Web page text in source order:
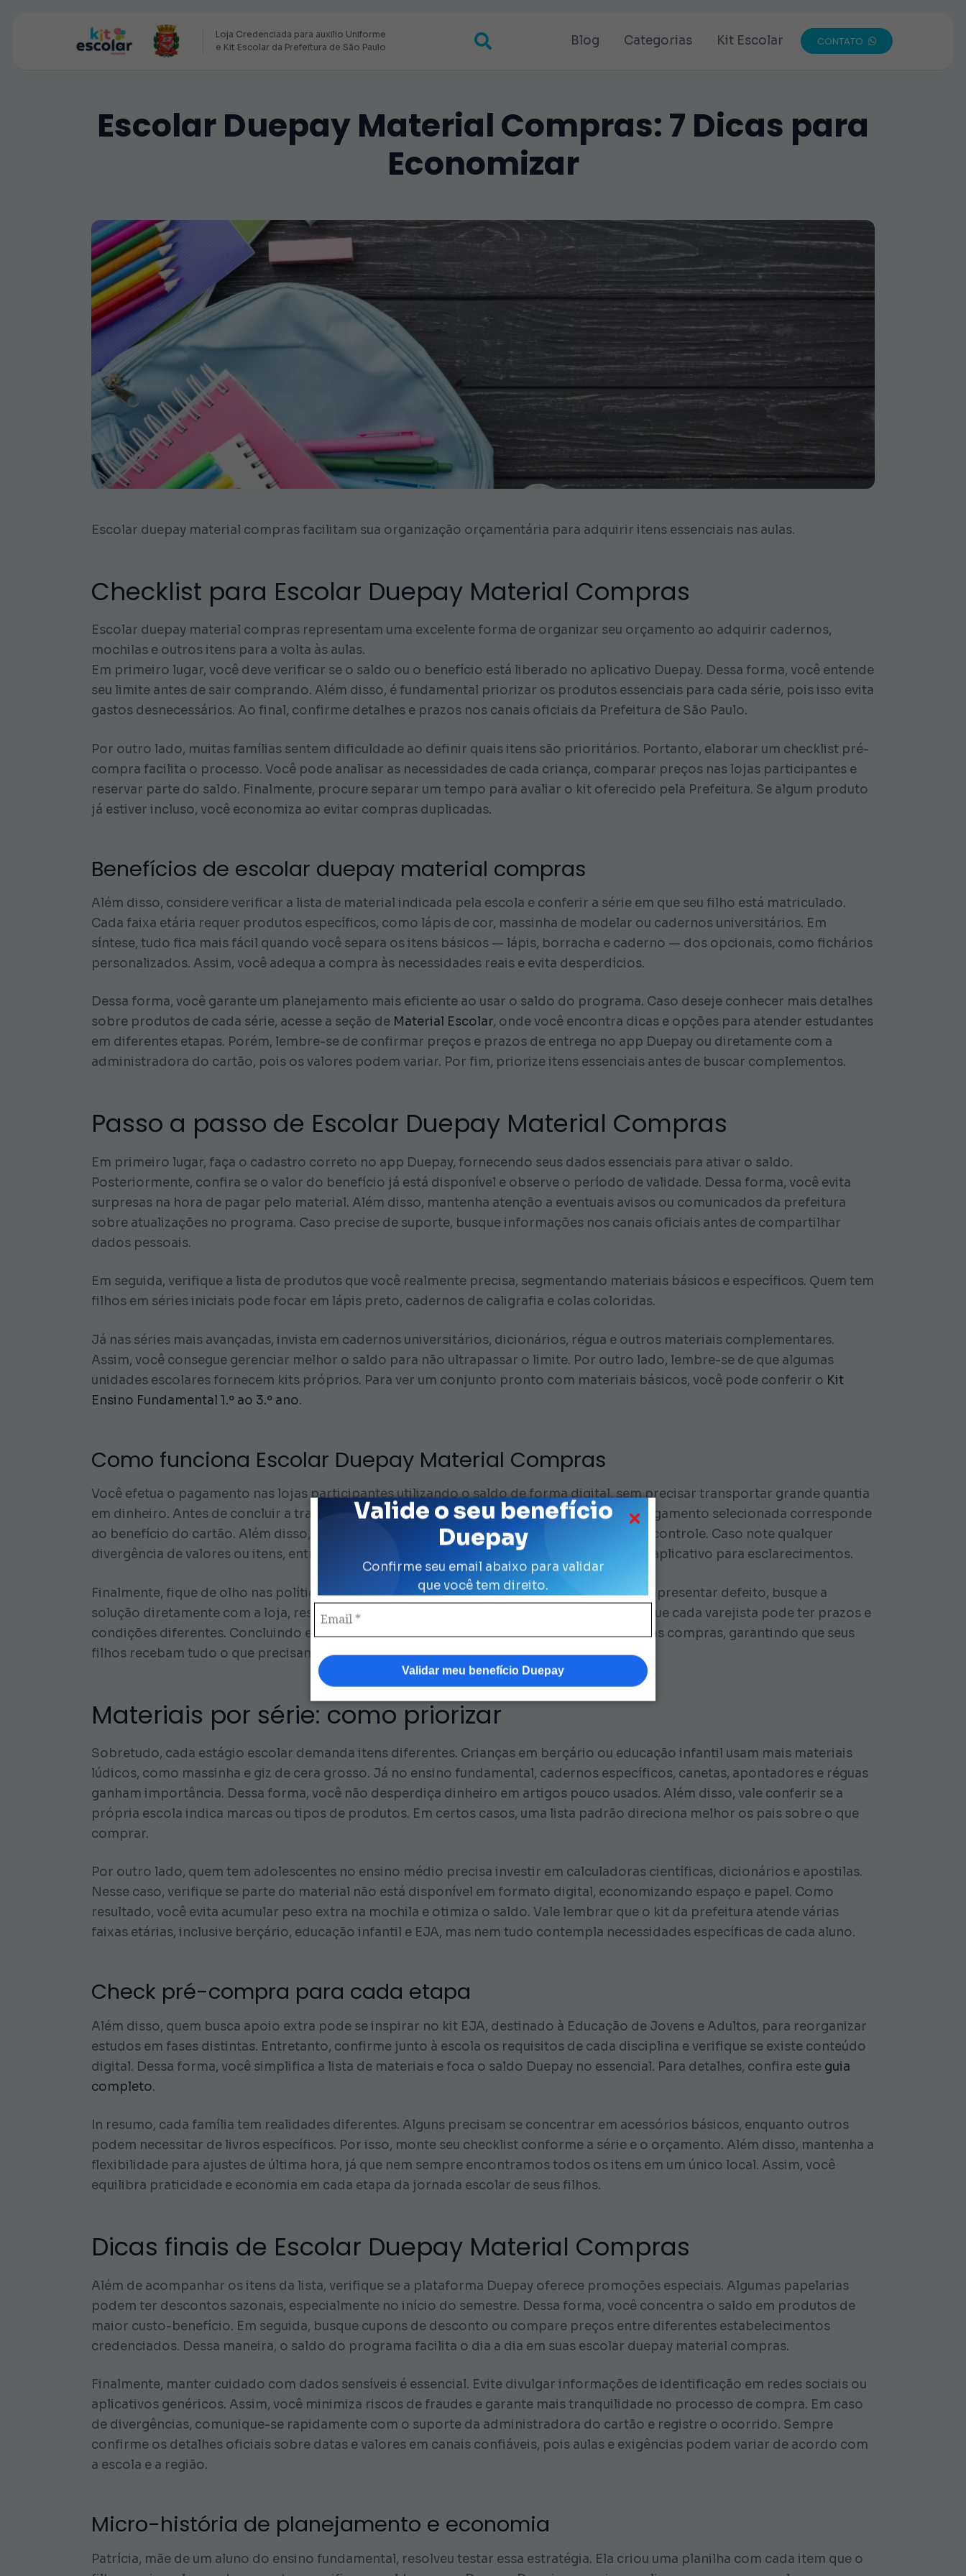
Valide o seu benefício
Duepay
Confirme seu email abaixo para validar
que você tem direito.
Validar meu benefício Duepay
Loja Credenciada para auxilio Uniforme
e Kit Escolar da Prefeitura de São Paulo
Blog Categorias Kit Escolar CONTATO
Escolar Duepay Material Compras: 7 Dicas para
Economizar
Escolar duepay material compras facilitam sua organização orçamentária para adquirir itens essenciais nas aulas.
Checklist para Escolar Duepay Material Compras
Escolar duepay material compras representam uma excelente forma de organizar seu orçamento ao adquirir cadernos,
mochilas e outros itens para a volta às aulas.
Em primeiro lugar, você deve verificar se o saldo ou o benefício está liberado no aplicativo Duepay. Dessa forma, você entende
seu limite antes de sair comprando. Além disso, é fundamental priorizar os produtos essenciais para cada série, pois isso evita
gastos desnecessários. Ao final, confirme detalhes e prazos nos canais oficiais da Prefeitura de São Paulo.
Por outro lado, muitas famílias sentem dificuldade ao definir quais itens são prioritários. Portanto, elaborar um checklist pré-
compra facilita o processo. Você pode analisar as necessidades de cada criança, comparar preços nas lojas participantes e
reservar parte do saldo. Finalmente, procure separar um tempo para avaliar o kit oferecido pela Prefeitura. Se algum produto
já estiver incluso, você economiza ao evitar compras duplicadas.
Benefícios de escolar duepay material compras
Além disso, considere verificar a lista de material indicada pela escola e conferir a série em que seu filho está matriculado.
Cada faixa etária requer produtos específicos, como lápis de cor, massinha de modelar ou cadernos universitários. Em
síntese, tudo fica mais fácil quando você separa os itens básicos — lápis, borracha e caderno — dos opcionais, como fichários
personalizados. Assim, você adequa a compra às necessidades reais e evita desperdícios.
Dessa forma, você garante um planejamento mais eficiente ao usar o saldo do programa. Caso deseje conhecer mais detalhes
sobre produtos de cada série, acesse a seção de Material Escolar, onde você encontra dicas e opções para atender estudantes
em diferentes etapas. Porém, lembre-se de confirmar preços e prazos de entrega no app Duepay ou diretamente com a
administradora do cartão, pois os valores podem variar. Por fim, priorize itens essenciais antes de buscar complementos.
Passo a passo de Escolar Duepay Material Compras
Em primeiro lugar, faça o cadastro correto no app Duepay, fornecendo seus dados essenciais para ativar o saldo.
Posteriormente, confira se o valor do benefício já está disponível e observe o período de validade. Dessa forma, você evita
surpresas na hora de pagar pelo material. Além disso, mantenha atenção a eventuais avisos ou comunicados da prefeitura
sobre atualizações no programa. Caso precise de suporte, busque informações nos canais oficiais antes de compartilhar
dados pessoais.
Em seguida, verifique a lista de produtos que você realmente precisa, segmentando materiais básicos e específicos. Quem tem
filhos em séries iniciais pode focar em lápis preto, cadernos de caligrafia e colas coloridas.
Já nas séries mais avançadas, invista em cadernos universitários, dicionários, régua e outros materiais complementares.
Assim, você consegue gerenciar melhor o saldo para não ultrapassar o limite. Por outro lado, lembre-se de que algumas
unidades escolares fornecem kits próprios. Para ver um conjunto pronto com materiais básicos, você pode conferir o Kit
Ensino Fundamental 1.º ao 3.º ano.
Como funciona Escolar Duepay Material Compras
Você efetua o pagamento nas lojas participantes utilizando o saldo de forma digital, sem precisar transportar grande quantia
em dinheiro. Antes de concluir a transação, revise o valor total e confirme se a forma de pagamento selecionada corresponde
ao benefício do cartão. Além disso, guarde os comprovantes de compra para um eventual controle. Caso note qualquer
divergência de valores ou itens, entre em contato com os canais oficiais da Prefeitura e do aplicativo para esclarecimentos.
Finalmente, fique de olho nas políticas de troca ou devolução dos produtos. Se o material apresentar defeito, busque a
solução diretamente com a loja, respeitando o prazo de garantia. Contudo, lembre-se de que cada varejista pode ter prazos e
condições diferentes. Concluindo esse passo a passo, você estará pronto para otimizar suas compras, garantindo que seus
filhos recebam tudo o que precisam para se desenvolver no ambiente escolar.
Materiais por série: como priorizar
Sobretudo, cada estágio escolar demanda itens diferentes. Crianças em berçário ou educação infantil usam mais materiais
lúdicos, como massinha e giz de cera grosso. Já no ensino fundamental, cadernos específicos, canetas, apontadores e réguas
ganham importância. Dessa forma, você não desperdiça dinheiro em artigos pouco usados. Além disso, vale conferir se a
própria escola indica marcas ou tipos de produtos. Em certos casos, uma lista padrão direciona melhor os pais sobre o que
comprar.
Por outro lado, quem tem adolescentes no ensino médio precisa investir em calculadoras científicas, dicionários e apostilas.
Nesse caso, verifique se parte do material não está disponível em formato digital, economizando espaço e papel. Como
resultado, você evita acumular peso extra na mochila e otimiza o saldo. Vale lembrar que o kit da prefeitura atende várias
faixas etárias, inclusive berçário, educação infantil e EJA, mas nem tudo contempla necessidades específicas de cada aluno.
Check pré-compra para cada etapa
Além disso, quem busca apoio extra pode se inspirar no kit EJA, destinado à Educação de Jovens e Adultos, para reorganizar
estudos em fases distintas. Entretanto, confirme junto à escola os requisitos de cada disciplina e verifique se existe conteúdo
digital. Dessa forma, você simplifica a lista de materiais e foca o saldo Duepay no essencial. Para detalhes, confira este guia
completo.
In resumo, cada família tem realidades diferentes. Alguns precisam se concentrar em acessórios básicos, enquanto outros
podem necessitar de livros específicos. Por isso, monte seu checklist conforme a série e o orçamento. Além disso, mantenha a
flexibilidade para ajustes de última hora, já que nem sempre encontramos todos os itens em um único local. Assim, você
equilibra praticidade e economia em cada etapa da jornada escolar de seus filhos.
Dicas finais de Escolar Duepay Material Compras
Além de acompanhar os itens da lista, verifique se a plataforma Duepay oferece promoções especiais. Algumas papelarias
podem ter descontos sazonais, especialmente no início do semestre. Dessa forma, você concentra o saldo em produtos de
maior custo-benefício. Em seguida, busque cupons de desconto ou compare preços entre diferentes estabelecimentos
credenciados. Dessa maneira, o saldo do programa facilita o dia a dia em suas escolar duepay material compras.
Finalmente, manter cuidado com dados sensíveis é essencial. Evite divulgar informações de identificação em redes sociais ou
aplicativos genéricos. Assim, você minimiza riscos de fraudes e garante mais tranquilidade no processo de compra. Em caso
de divergências, comunique-se rapidamente com o suporte da administradora do cartão e registre o ocorrido. Sempre
confirme os detalhes oficiais sobre datas e valores em canais confiáveis, pois aulas e exigências podem variar de acordo com
a escola e a região.
Micro-história de planejamento e economia
Patrícia, mãe de um aluno do ensino fundamental, resolveu testar essa estratégia. Ela criou uma planilha com cada item que o